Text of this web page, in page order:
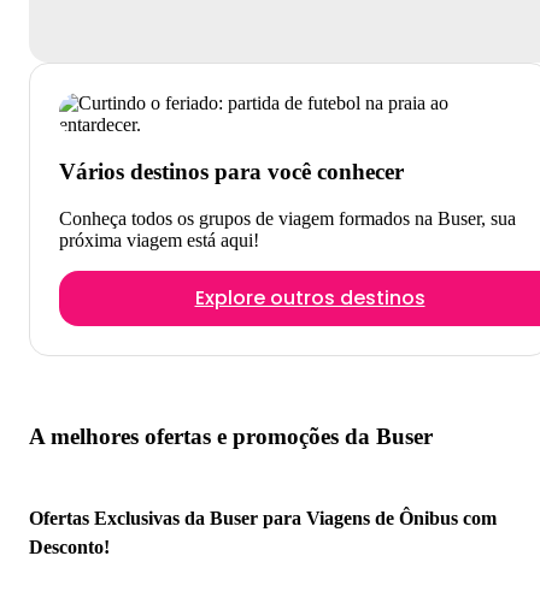
Vários destinos para você conhecer
Conheça todos os grupos de viagem formados na Buser, sua
próxima viagem está aqui!
Explore outros destinos
A melhores ofertas e promoções da Buser
Ofertas Exclusivas da Buser para Viagens de Ônibus com
Desconto!